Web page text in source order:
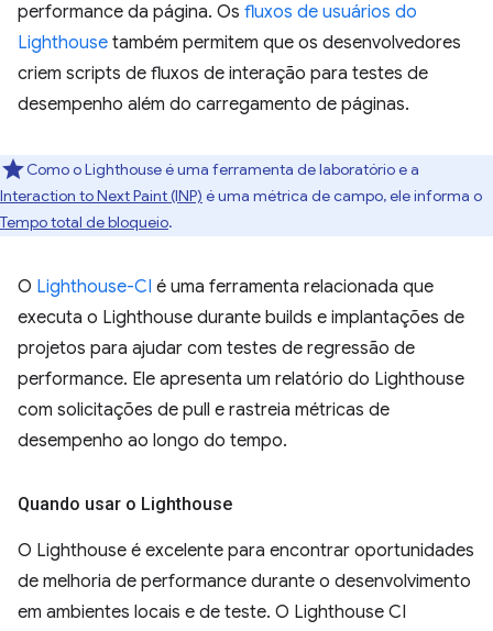
performance da página. Os fluxos de usuários do
Lighthouse também permitem que os desenvolvedores
criem scripts de fluxos de interação para testes de
desempenho além do carregamento de páginas.
Como o Lighthouse é uma ferramenta de laboratório e a
Interaction to Next Paint (INP) é uma métrica de campo, ele informa o
Tempo total de bloqueio.
O Lighthouse-CI é uma ferramenta relacionada que
executa o Lighthouse durante builds e implantações de
projetos para ajudar com testes de regressão de
performance. Ele apresenta um relatório do Lighthouse
com solicitações de pull e rastreia métricas de
desempenho ao longo do tempo.
Quando usar o Lighthouse
O Lighthouse é excelente para encontrar oportunidades
de melhoria de performance durante o desenvolvimento
em ambientes locais e de teste. O Lighthouse CI